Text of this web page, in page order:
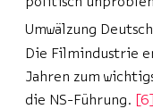
Umwälzung
Die Filmindustrie
Jahren zum
die NS-Führung.
6